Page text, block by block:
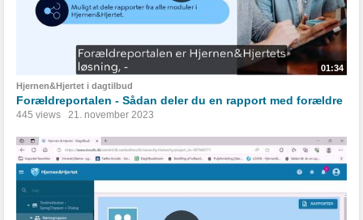
01:34
Hjernen&Hjertet i dagtilbud
Forældreportalen - Sådan deler du en rapport med forældre
445 views 21. november 2023